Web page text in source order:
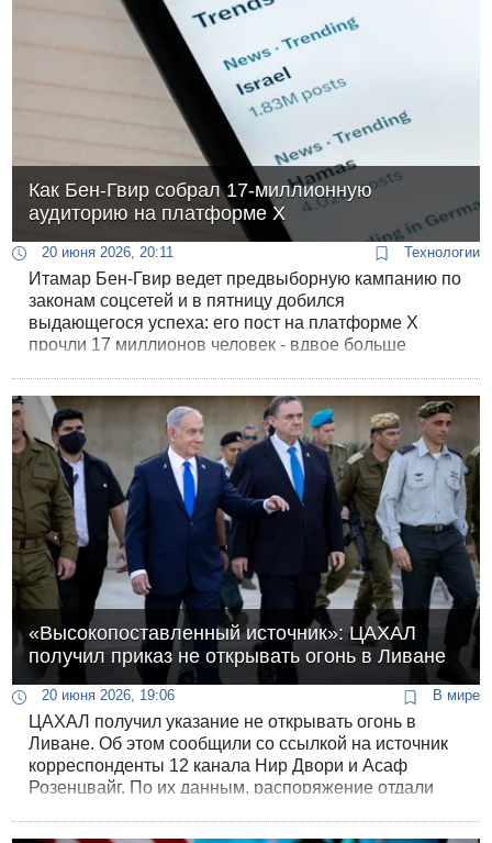
Как Бен-Гвир собрал 17-миллионную
аудиторию на платформе Х
20 июня 2026, 20:11 Технологии
Итамар Бен-Гвир ведет предвыборную кампанию по
законам соцсетей и в пятницу добился
выдающегося успеха: его пост на платформе Х
прочли 17 миллионов человек - вдвое больше
«Высокопоставленный источник»: ЦАХАЛ
получил приказ не открывать огонь в Ливане
20 июня 2026, 19:06 В мире
ЦАХАЛ получил указание не открывать огонь в
Ливане. Об этом сообщили со ссылкой на источник
корреспонденты 12 канала Нир Двори и Асаф
Розенцвайг. По их данным, распоряжение отдали